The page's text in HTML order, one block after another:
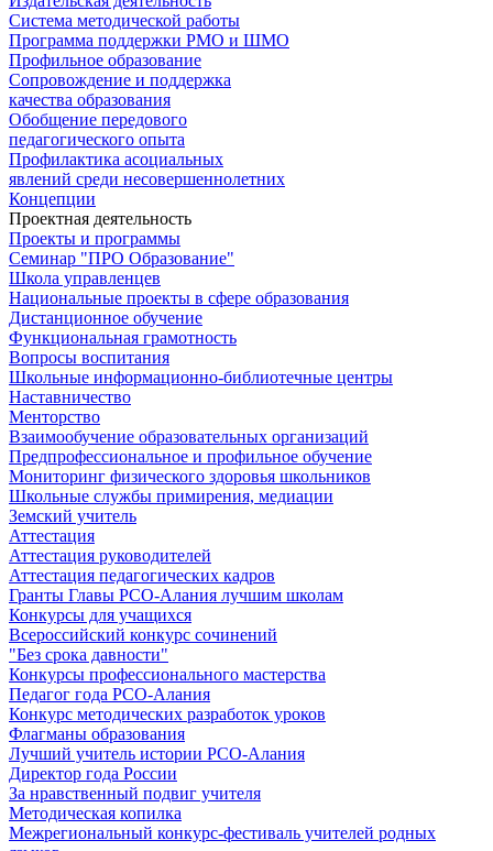
Система методической работы
Программа поддержки РМО и ШМО
Профильное образование
Сопровождение и поддержка
качества образования
Обобщение передового
педагогического опыта
Профилактика асоциальных
явлений среди несовершеннолетних
Концепции
Проектная деятельность
Проекты и программы
Семинар "ПРО Образование"
Школа управленцев
Национальные проекты в сфере образования
Дистанционное обучение
Функциональная грамотность
Вопросы воспитания
Школьные информационно-библиотечные центры
Наставничество
Менторство
Взаимообучение образовательных организаций
Предпрофессиональное и профильное обучение
Мониторинг физического здоровья школьников
Школьные службы примирения, медиации
Земский учитель
Аттестация
Аттестация руководителей
Аттестация педагогических кадров
Гранты Главы РСО-Алания лучшим школам
Конкурсы для учащихся
Всероссийский конкурс сочинений
"Без срока давности"
Конкурсы профессионального мастерства
Педагог года РСО-Алания
Конкурс методических разработок уроков
Флагманы образования
Лучший учитель истории РСО-Алания
Директор года России
За нравственный подвиг учителя
Методическая копилка
Межрегиональный конкурс-фестиваль учителей родных